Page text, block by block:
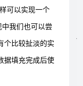
可以实现一个
中我们也可以尝
个比较扯淡的实
据填充完成后使